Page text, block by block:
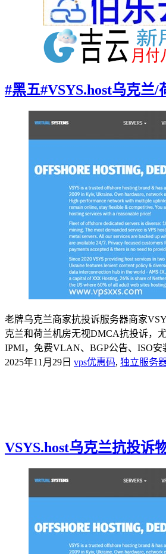
#黑五#VSYS.host乌克
老牌乌克兰商家抗投诉服务器商家
克兰和荷兰机房无视DMCA抗投诉，
IPMI，免费VLAN、BGP公告、ISO安
2025年11月29日 vps优惠码, 独立服务
VSYS.host乌克兰抗投诉